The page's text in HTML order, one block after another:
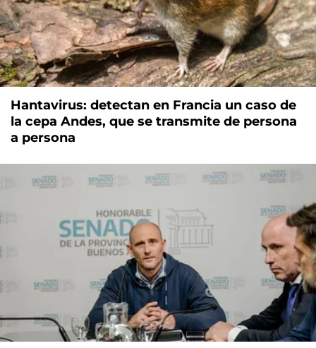
Hantavirus: detectan en Francia un caso de
la cepa Andes, que se transmite de persona
a persona